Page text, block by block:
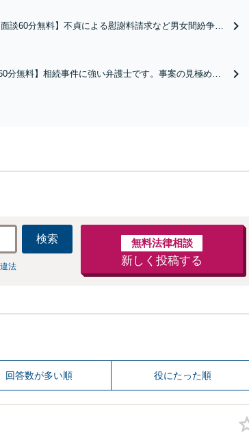
面談60分無料】不貞による慰謝料請求など男女間紛争は
可】
分無料】相続事件に強い弁護士です。事案の見極めか
検索
法
無料法律相談
新しく投稿する
回答数が多い順 役にたった順